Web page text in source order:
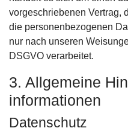
vorgeschriebenen Vertrag,
die personenbezogenen
nur nach unseren
DSGVO verarbeitet.
3. Allgemeine
informationen
Datenschutz